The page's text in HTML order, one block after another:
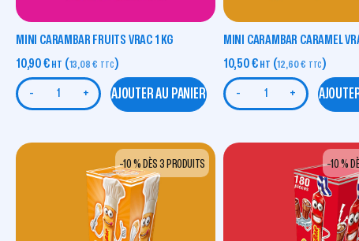
MINI CARAMBAR FRUITS VRAC 1 KG
10,90€ HT (13,08€ TTC)
- + AJOUTER AU PANIER
MINI CARAMBAR CARAMEL
10,50€ HT (12,60€ TTC)
- +
-10 % DÈS 3 PRODUITS -10 %